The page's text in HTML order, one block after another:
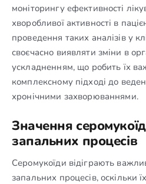
моніторингу ефективності
хворобливої активності в
проведення таких аналізів у
своєчасно виявляти зміни в
ускладненням, що робить їх
комплексному підході до
хронічними захворюваннями.
Значення
запальних процесів
Серомукоїди відіграють
запальних процесів, оскільки